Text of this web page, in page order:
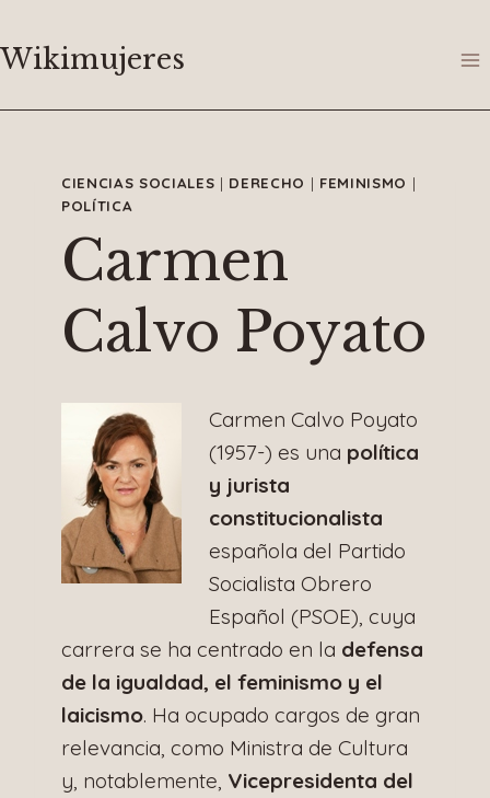
al
Wikimujeres
CIENCIAS SOCIALES | DERECHO | FEMINISMO |
POLÍTICA
Carmen
Calvo Poyato
Carmen Calvo Poyato
(1957-) es una política
y jurista
constitucionalista
española del Partido
Socialista Obrero
Español (PSOE), cuya
carrera se ha centrado en la defensa
de la igualdad, el feminismo y el
laicismo. Ha ocupado cargos de gran
relevancia, como Ministra de Cultura
y, notablemente, Vicepresidenta del